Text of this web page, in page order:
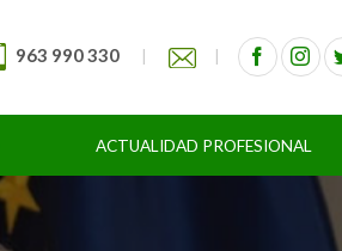
963 990 330 | |
ACTUALIDAD PROFESIONAL